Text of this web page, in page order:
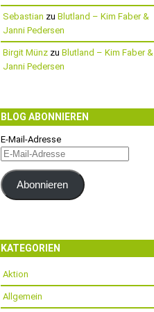
Sebastian zu Blutland – Kim Faber &
Janni Pedersen
Birgit Münz zu Blutland – Kim Faber &
Janni Pedersen
BLOG ABONNIEREN
E-Mail-Adresse
Abonnieren
KATEGORIEN
Aktion
Allgemein